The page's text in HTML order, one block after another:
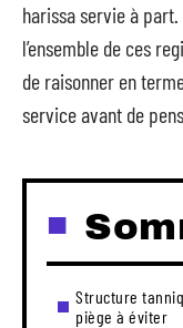
harissa servie à
l’ensemble de ces
de raisonner en
service avant de
Structure
piège à éviter